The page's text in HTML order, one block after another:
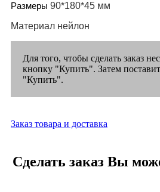
Размеры 90*180*45 мм
Материал нейлон
Для того, чтобы сделать заказ
кнопку "Купить". Затем
"Купить".
Заказ товара и доставка
Сделать заказ Вы